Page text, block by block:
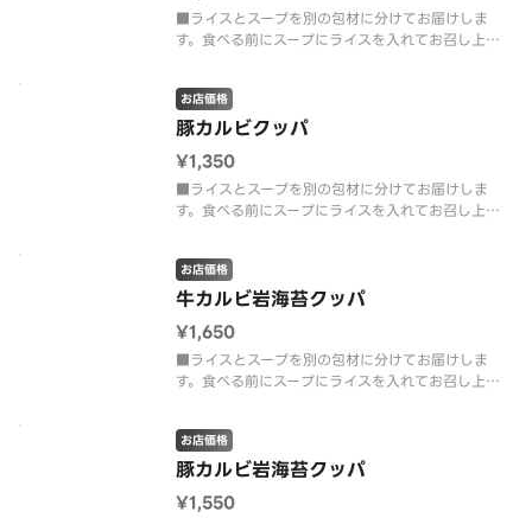
■ライスとスープを別の包材に分けてお届けしま
す。食べる前にスープにライスを入れてお召し上が
菜を入れて、鶏ガラと塩ダレを合わせた風味豊かな
スープに仕上げました。
豚カルビクッパ
お店価格
¥1,350
■ライスとスープを別の包材に分けてお届けしま
す。食べる前にスープにライスを入れてお召し上が
菜を入れて、鶏ガラと塩ダレを合わせた風味豊かな
スープに仕上げました。
牛カルビ岩海苔クッパ
お店価格
¥1,650
■ライスとスープを別の包材に分けてお届けしま
す。食べる前にスープにライスを入れてお召し上が
野菜を入れて、鶏ガラと塩ダレを合わせた風味豊か
なスープに仕上げました。
豚カルビ岩海苔クッパ
お店価格
¥1,550